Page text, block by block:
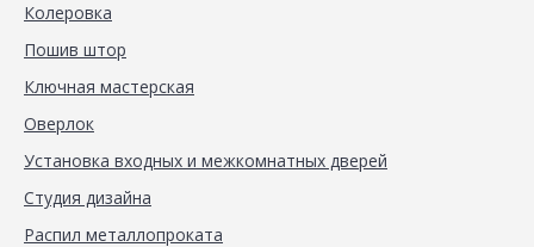
Колеровка
Пошив штор
Ключная мастерская
Оверлок
Установка входных и межкомнатных дверей
Студия дизайна
Распил металлопроката